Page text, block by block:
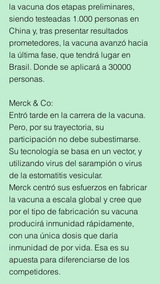
la vacuna dos etapas preliminares,
siendo testeadas 1.000 personas en
China y, tras presentar resultados
prometedores, la vacuna avanzó hacia
la última fase, que tendrá lugar en
Brasil. Donde se aplicará a 30000
personas.
Merck & Co:
Entró tarde en la carrera de la vacuna.
Pero, por su trayectoria, su
participación no debe subestimarse.
Su tecnología se basa en un vector, y
utilizando virus del sarampión o virus
de la estomatitis vesicular.
Merck centró sus esfuerzos en fabricar
la vacuna a escala global y cree que
por el tipo de fabricación su vacuna
producirá inmunidad rápidamente,
con una única dosis que daría
inmunidad de por vida. Esa es su
apuesta para diferenciarse de los
competidores.